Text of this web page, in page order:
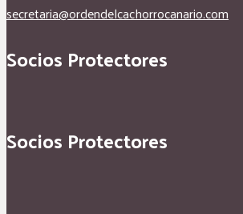
secretaria@ordendelcachorrocanario.com
Socios Protectores
Socios Protectores